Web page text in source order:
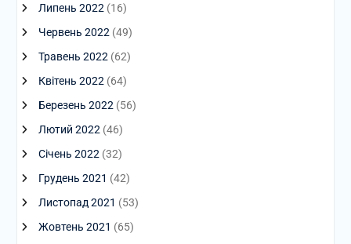
Липень 2022(16)
Червень 2022(49)
Травень 2022(62)
Квітень 2022(64)
Березень 2022(56)
Лютий 2022(46)
Січень 2022(32)
Грудень 2021 (42)
Листопад 2021 (53)
Жовтень 2021 (65)